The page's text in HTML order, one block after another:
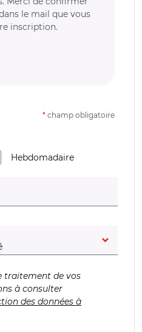
le mail que vous
inscription.
* champ obligatoire
Hebdomadaire
obligatoire)
traitement de vos
à consulter
des données à